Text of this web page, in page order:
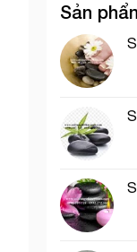
Sản